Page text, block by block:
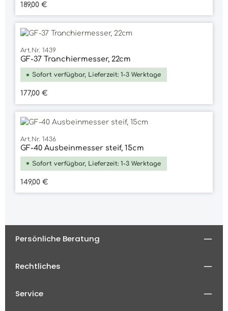
Regulärer Preis:
189,00 €
Art.Nr. 1439
GF-37 Tranchiermesser, 22cm
Sofort verfügbar, Lieferzeit: 1-3 Werktage
Regulärer Preis:
177,00 €
Art.Nr. 1436
GF-40 Ausbeinmesser steif, 15cm
Sofort verfügbar, Lieferzeit: 1-3 Werktage
Regulärer Preis:
149,00 €
Persönliche Beratung
Rechtliches
Service